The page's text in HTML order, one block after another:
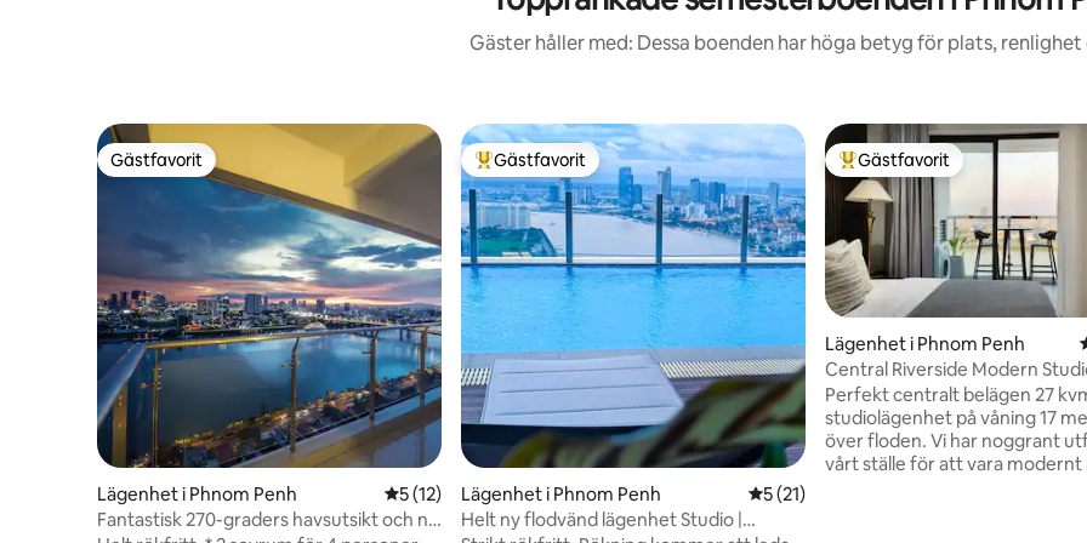
Gäster håller med: Dessa boenden har höga betyg för plats, renlighet
Gästfavorit
Gästfavorit
Lägenhet i Phnom Penh 5 av 5 i genomsnittligt betyg, 12 omdömen
5 (12)
Fantastisk 270-graders havsutsikt och ny
Populär gästfavorit
Gästfavorit
Lägenhet i Phnom Penh 5 av 5 i genomsnittligt betyg, 21
5 (21)
Helt ny flodvänd lägenhet Studio |
Populär gästfavorit
Gästfavorit
Lägenhet i Phnom Penh
Central Riverside Modern
Rivers View
Perfekt centralt belägen 27
studiolägenhet på våning 17
över floden. Vi har noggrant
vårt ställe för att vara modernt